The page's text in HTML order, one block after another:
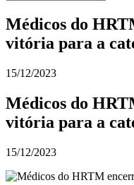
Médicos do
vitória para a
15/12/2023
Médicos do
vitória para a
15/12/2023